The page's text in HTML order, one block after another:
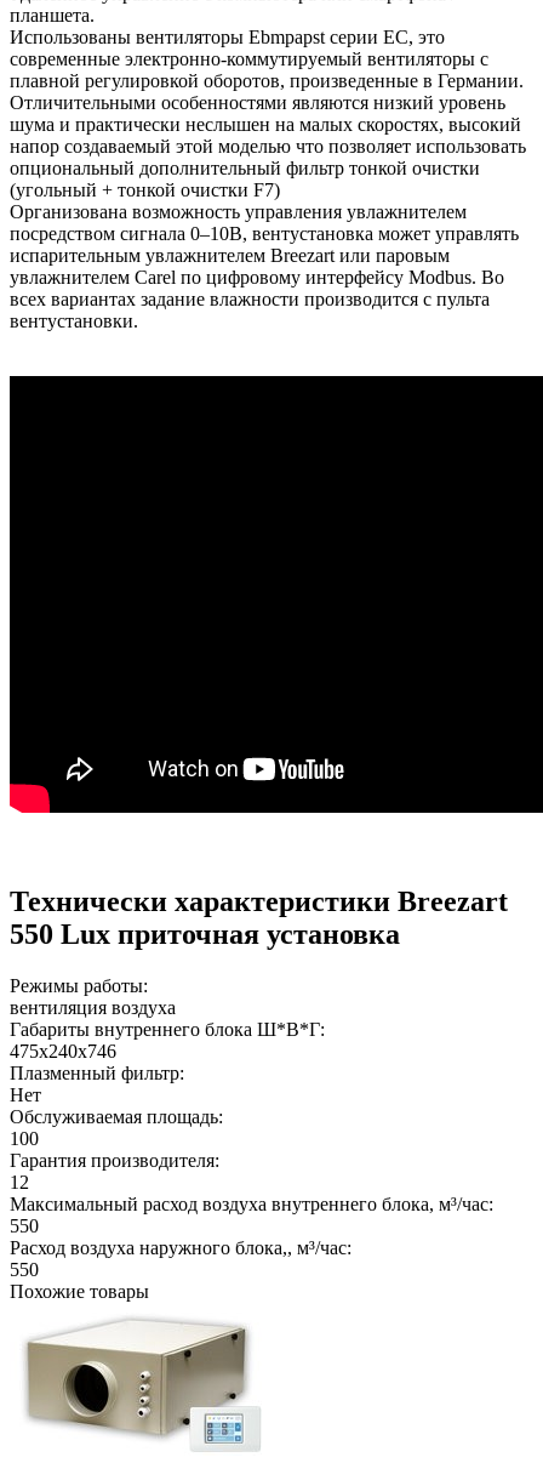
планшета.
Использованы вентиляторы Ebmpapst серии EC, это
современные электронно-коммутируемый вентиляторы с
плавной регулировкой оборотов, произведенные в Германии.
Отличительными особенностями являются низкий уровень
шума и практически неслышен на малых скоростях, высокий
напор создаваемый этой моделью что позволяет использовать
опциональный дополнительный фильтр тонкой очистки
(угольный + тонкой очистки F7)
Организована возможность управления увлажнителем
посредством сигнала 0–10В, вентустановка может управлять
испарительным увлажнителем Breezart или паровым
увлажнителем Carel по цифровому интерфейсу Modbus. Во
всех вариантах задание влажности производится с пульта
вентустановки.
Технически характеристики Breezart
550 Lux приточная установка
Режимы работы:
вентиляция воздуха
Габариты внутреннего блока Ш*В*Г:
475х240х746
Плазменный фильтр:
Нет
Обслуживаемая площадь:
100
Гарантия производителя:
12
Максимальный расход воздуха внутреннего блока, м³/час:
550
Расход воздуха наружного блока,, м³/час:
550
Похожие товары